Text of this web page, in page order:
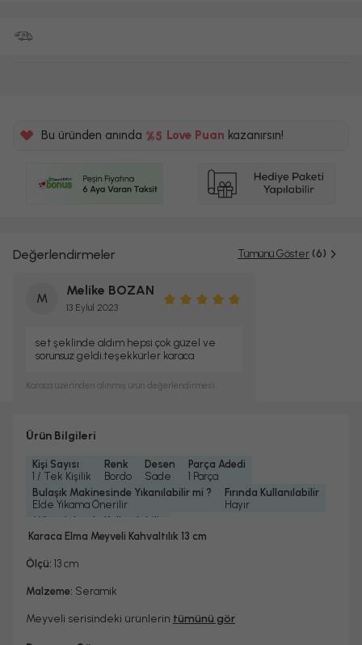
Bu üründen anında %5 Love Puan kazanırsın!
Değerlendirmeler Tümünü Göster (6)
M
Melike BOZAN
13 Eylül 2023
set şeklinde aldım hepsi çok güzel ve
sorunsuz geldi.teşekkürler karaca
Karaca üzerinden alınmış ürün değerlendirmesi.
Ürün Bilgileri
Kişi Sayısı
1 / Tek Kişilik
Renk
Bordo
Desen
Sade
Parça Adedi
1 Parça
Bulaşık Makinesinde Yıkanılabilir mi ?
Elde Yıkama Önerilir
Fırında Kullanılabilir
Hayır
Mikrodalgada Kullanılabilir
Hayır
Karaca Elma Meyveli Kahvaltılık 13 cm
Ölçü: 13 cm
Malzeme: Seramik
Meyveli serisindeki ürünlerin tümünü gör